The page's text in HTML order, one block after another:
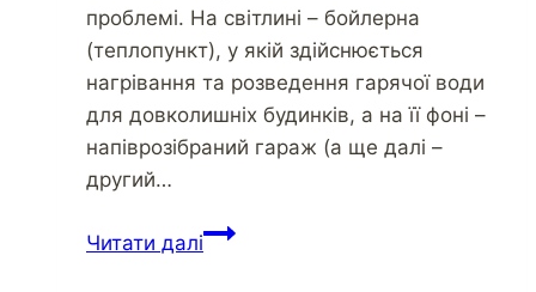
проблемі. На світлині – бойлерна
(теплопункт), у якій здійснюється
нагрівання та розведення гарячої води
для довколишніх будинків, а на її фоні –
напіврозібраний гараж (а ще далі –
другий…
Читати далі